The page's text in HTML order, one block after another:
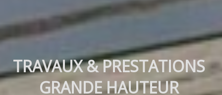
TRAVAUX & PRESTATIONS
GRANDE HAUTEUR